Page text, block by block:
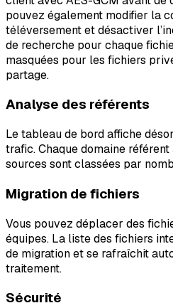
pouvez également modifier la
téléversement et désactiver
de recherche pour chaque
masquées pour les fichiers
partage.
Analyse des référents
Le tableau de bord affiche
trafic. Chaque domaine
sources sont classées par
Migration de fichiers
Vous pouvez déplacer des
équipes. La liste des fichiers
de migration et se rafraîchit
traitement.
Sécurité